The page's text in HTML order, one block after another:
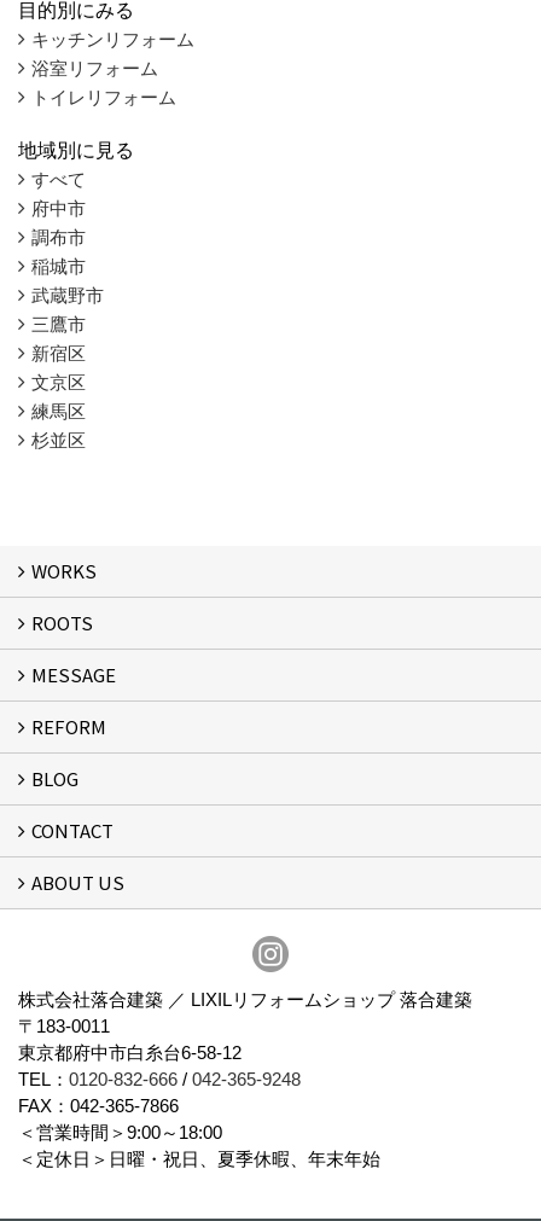
目的別にみる
キッチンリフォーム
浴室リフォーム
トイレリフォーム
地域別に見る
すべて
府中市
調布市
稲城市
武蔵野市
三鷹市
新宿区
文京区
練馬区
杉並区
WORKS
WORKS
ROOTS
ROOTS
MESSAGE
MESSAGE
FLOW
REFORM
リフォーム
BLOG
スタッフブログ
CONTACT
フォームで問い合わせる
ABOUT US
株式会社落合建築 ／ LIXILリフォームショップ 落合建築
〒183-0011
東京都府中市白糸台6-58-12
TEL： 0120-832-666 / 042-365-9248
FAX：042-365-7866
＜営業時間＞9:00～18:00
＜定休日＞日曜・祝日、夏季休暇、年末年始